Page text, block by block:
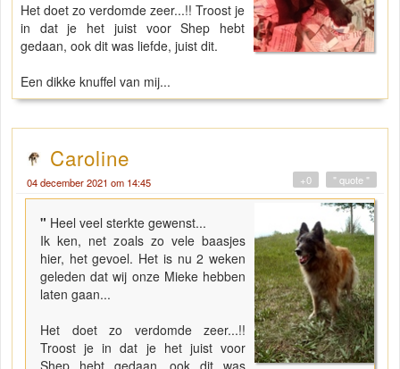
Het doet zo verdomde zeer...!! Troost je
in dat je het juist voor Shep hebt
gedaan, ook dit was liefde, juist dit.
Een dikke knuffel van mij...
Caroline
04 december 2021 om 14:45 " quote "
+0
" Heel veel sterkte gewenst...
Ik ken, net zoals zo vele baasjes
hier, het gevoel. Het is nu 2 weken
geleden dat wij onze Mieke hebben
laten gaan...
Het doet zo verdomde zeer...!!
Troost je in dat je het juist voor